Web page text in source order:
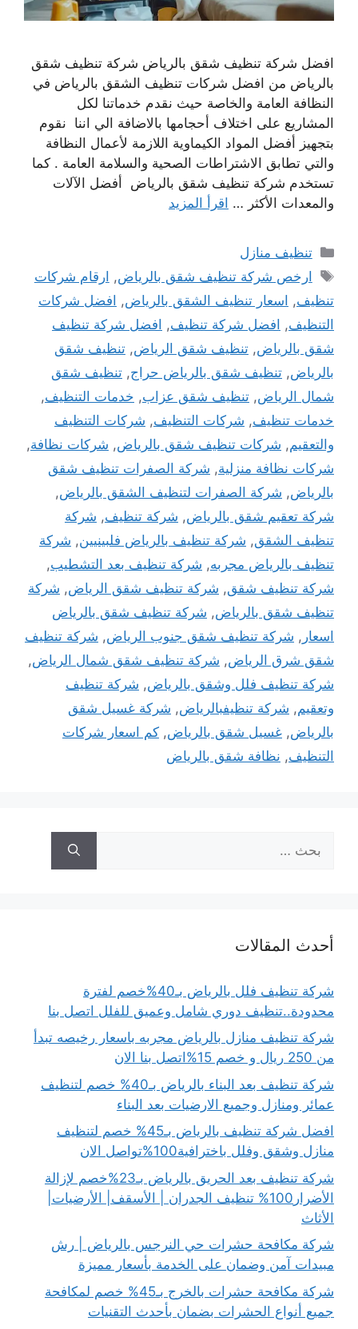
افضل شركة تنظيف شقق بالرياض شركة تنظيف شقق
بالرياض من افضل شركات تنظيف الشقق بالرياض في
النظافة العامة والخاصة حيث نقدم خدماتنا لكل
المشاريع على اختلاف أحجامها بالاضافة الي اننا نقوم
بتجهيز أفضل المواد الكيماوية اللازمة لأعمال النظافة
والتي تطابق الاشتراطات الصحية والسلامة العامة . كما
تستخدم شركة تنظيف شقق بالرياض أفضل الآلات
والمعدات الأكثر … اقرأ المزيد
التصنيفات
تنظيف منازل
الوسوم
ارخص شركة تنظيف شقق بالرياض, ارقام شركات
تنظيف, اسعار تنظيف الشقق بالرياض, افضل شركات
التنظيف, افضل شركة تنظيف, افضل شركة تنظيف
شقق بالرياض, تنظيف شقق الرياض, تنظيف شقق
بالرياض, تنظيف شقق بالرياض حراج, تنظيف شقق
شمال الرياض, تنظيف شقق عزاب, خدمات التنظيف,
خدمات تنظيف, شركات التنظيف, شركات التنظيف
والتعقيم, شركات تنظيف شقق بالرياض, شركات نظافة,
شركات نظافة منزلية, شركة الصفرات تنظيف شقق
بالرياض, شركة الصفرات لتنظيف الشقق بالرياض,
شركة تعقيم شقق بالرياض, شركة تنظيف, شركة
تنظيف الشقق, شركة تنظيف بالرياض فلبينيين, شركة
تنظيف بالرياض مجربه, شركة تنظيف بعد التشطيب,
شركة تنظيف شقق, شركة تنظيف شقق الرياض, شركة
تنظيف شقق بالرياض, شركة تنظيف شقق بالرياض
اسعار , شركة تنظيف شقق جنوب الرياض, شركة تنظيف
شقق شرق الرياض, شركة تنظيف شقق شمال الرياض,
شركة تنظيف فلل وشقق بالرياض, شركة تنظيف
وتعقيم, شركة تنظيفبالرياض, شركة غسيل شقق
بالرياض, غسيل شقق بالرياض, كم اسعار شركات
التنظيف, نظافة شقق بالرياض
عن:
أحدث المقالات
شركة تنظيف فلل بالرياض بـ40%خصم لفترة
محدودة..تنظيف دوري شامل وعميق للفلل اتصل بنا
شركة تنظيف منازل بالرياض مجربه باسعار رخيصه تبدأ
من 250 ريال و خصم 15%اتصل بنا الان
شركة تنظيف بعد البناء بالرياض بـ40% خصم لتنظيف
عمائر ومنازل وجميع الارضيات بعد البناء
افضل شركة تنظيف بالرياض بـ45% خصم لتنظيف
منازل وشقق وفلل باخترافية100%تواصل الان
شركة تنظيف بعد الحريق بالرياض بـ23%خصم لإزالة
الأضرار100% تنظيف الجدران | الأسقف| الأرضيات|
الأثاث
شركة مكافحة حشرات حي النرجس بالرياض | رش
مبيدات آمن وضمان على الخدمة بأسعار مميزة
شركة مكافحة حشرات بالخرج بـ45% خصم لمكافحة
جميع أنواع الحشرات بضمان بأحدث التقنيات